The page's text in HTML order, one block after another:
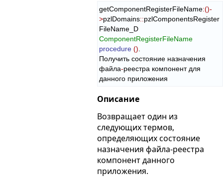
getComponentRegisterFileName:()-
>pzlDomains::pzlComponentsRegister
FileName_D
ComponentRegisterFileName
procedure ()
Получить состояние назначения
файла-реестра компонент для
данного приложения
Описание
Возвращает один из
следующих термов,
определяющих состояние
назначения файла-реестра
компонент данного
приложения.